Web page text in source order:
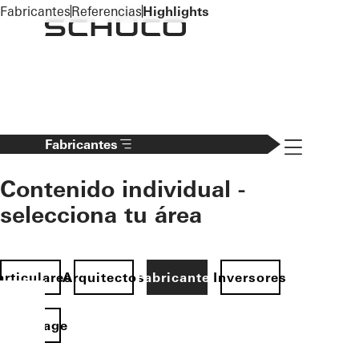
To the main content
Fabricantes
Contenido individual -
selecciona tu área
ArquitectosFabricantesInversores
Navigation
FabricantesReferenciasHighlights